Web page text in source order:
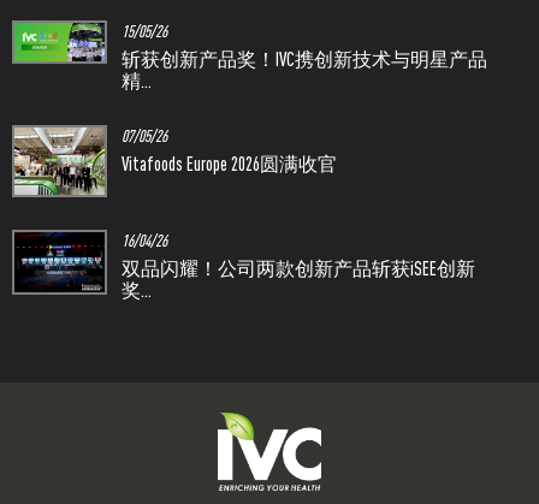
15/05/26
斩获创新产品奖！IVC携创新技术与明星产品
精...
07/05/26
Vitafoods Europe 2026圆满收官
16/04/26
双品闪耀！公司两款创新产品斩获iSEE创新
奖...